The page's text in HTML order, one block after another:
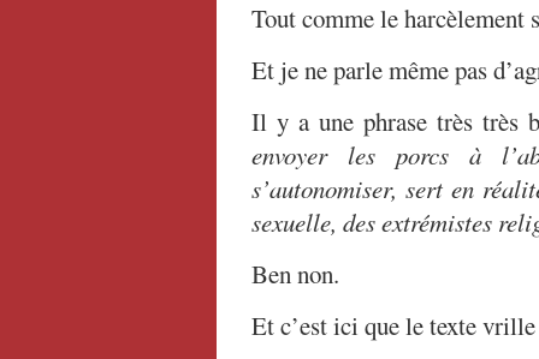
Tout comme le harcèlement
Et je ne parle même pas
Il y a une phrase très très
envoyer les porcs à
s’autonomiser, sert en
sexuelle, des extrémistes
Ben non.
Et c’est ici que le texte